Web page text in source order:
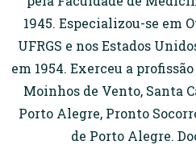
1945. Especializou-se em
UFRGS e nos Estados
em 1954. Exerceu a
Moinhos de Vento, Santa
Porto Alegre, Pronto
de Porto Alegre.